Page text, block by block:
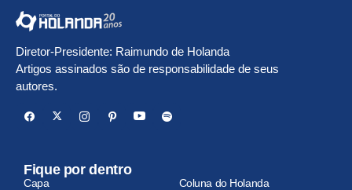
Diretor-Presidente: Raimundo de Holanda
Artigos assinados são de responsabilidade de seus
autores.
Fique por dentro
Capa
Coluna do Holanda